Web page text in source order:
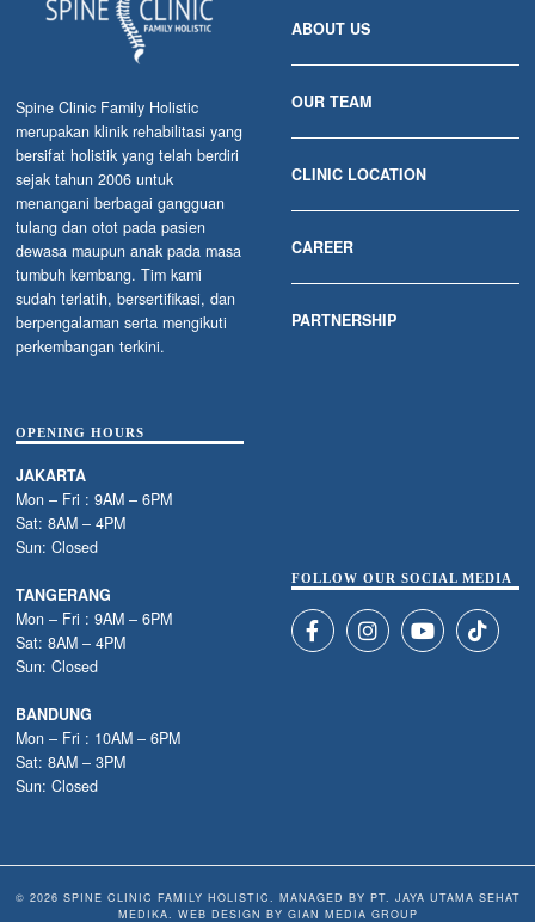
Spine Clinic Family Holistic
merupakan klinik rehabilitasi yang
bersifat holistik yang telah berdiri
sejak tahun 2006 untuk
menangani berbagai gangguan
tulang dan otot pada pasien
dewasa maupun anak pada masa
tumbuh kembang. Tim kami
sudah terlatih, bersertifikasi, dan
berpengalaman serta mengikuti
perkembangan terkini.
ABOUT US
OUR TEAM
CLINIC LOCATION
CAREER
PARTNERSHIP
OPENING HOURS
JAKARTA
Mon – Fri : 9AM – 6PM
Sat: 8AM – 4PM
Sun: Closed
TANGERANG
Mon – Fri : 9AM – 6PM
Sat: 8AM – 4PM
Sun: Closed
BANDUNG
Mon – Fri : 10AM – 6PM
Sat: 8AM – 3PM
Sun: Closed
FOLLOW OUR SOCIAL MEDIA
© 2026 SPINE CLINIC FAMILY HOLISTIC. MANAGED BY PT. JAYA UTAMA SEHAT
MEDIKA. WEB DESIGN BY GIAN MEDIA GROUP